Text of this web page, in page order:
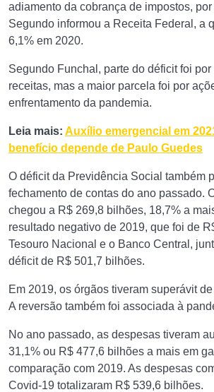
adiamento da cobrança de impostos,
Segundo informou a Receita Federal, a
6,1% em 2020.
Segundo Funchal, parte do déficit foi
receitas, mas a maior parcela foi por
enfrentamento da pandemia.
Leia mais: Auxílio emergencial em
benefício depende de Paulo Guedes
O déficit da Previdência Social também
fechamento de contas do ano passado.
chegou a R$ 269,8 bilhões, 18,7% a
resultado negativo de 2019, que foi de
Tesouro Nacional e o Banco Central,
déficit de R$ 501,7 bilhões.
Em 2019, os órgãos tiveram superávit
A reversão também foi associada à
No ano passado, as despesas tiveram
31,1% ou R$ 477,6 bilhões a mais em
comparação com 2019. As despesas
Covid-19 totalizaram R$ 539,6 bilhões.